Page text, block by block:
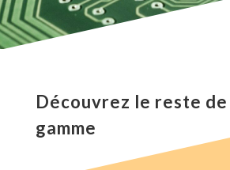
Découvrez le reste
gamme